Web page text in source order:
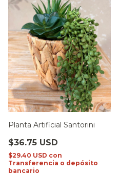
Planta Artificial Santorini
$36.75 USD
$29.40 USD con
Transferencia o depósito
bancario